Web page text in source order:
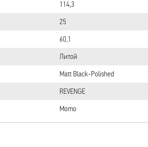
114,3
25
60,1
Литой
Matt Black-Polished
REVENGE
Momo